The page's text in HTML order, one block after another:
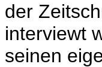
der
interviewt
seinen